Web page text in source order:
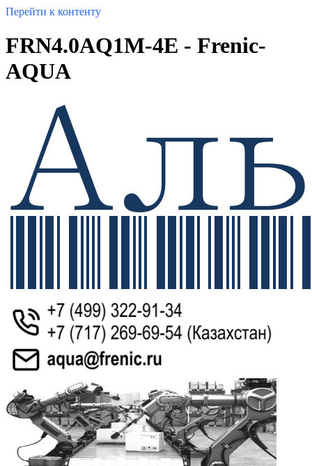
Перейти к контенту
FRN4.0AQ1M-4E - Frenic-
AQUA